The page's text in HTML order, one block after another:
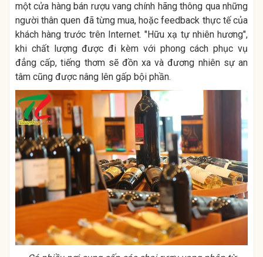
một cửa hàng bán rượu vang chính hãng thông qua những
người thân quen đã từng mua, hoặc feedback thực tế của
khách hàng trước trên Internet. "Hữu xạ tự nhiên hương",
khi chất lượng được đi kèm với phong cách phục vụ
đẳng cấp, tiếng thơm sẽ đồn xa và đương nhiên sự an
tâm cũng được nâng lên gấp bội phần.